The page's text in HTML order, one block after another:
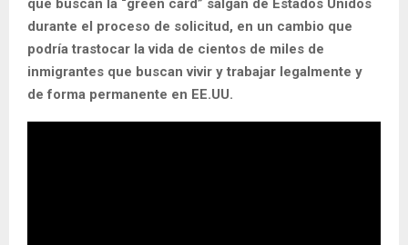
que buscan la “green card” salgan de Estados Unidos
durante el proceso de solicitud, en un cambio que
podría trastocar la vida de cientos de miles de
inmigrantes que buscan vivir y trabajar legalmente y
de forma permanente en EE.UU.